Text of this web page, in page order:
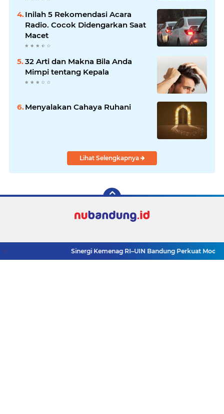
Inilah 5 Rekomendasi Acara
Radio. Cocok Didengarkan Saat
Macet
32 Arti dan Makna Bila Anda
Mimpi tentang Kepala
Menyalakan Cahaya Ruhani
Lihat Selengkapnya
Sinergi Kemenag RI–UIN Bandung Perkuat Moderasi